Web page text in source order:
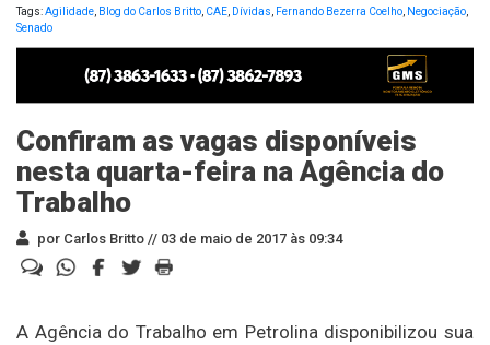
Tags:Agilidade Blog do Carlos Britto CAE Dívidas Fernando Bezerra Coelho Negociação
Senado
Confiram as vagas disponíveis
nesta quarta-feira na Agência do
Trabalho
por Carlos Britto // 03 de maio de 2017 às 09:34
A Agência do Trabalho em Petrolina disponibilizou sua